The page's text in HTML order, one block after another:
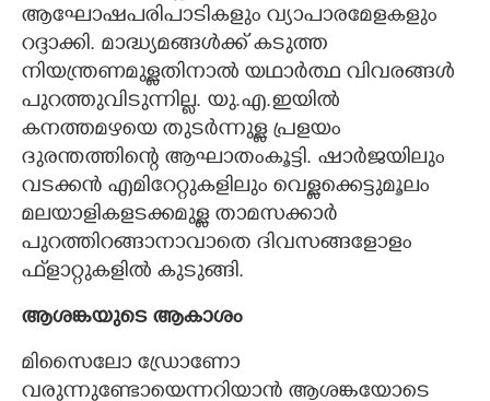
ആഘോഷപരിപാടികളും വ്യാപാരമേളകളും
റദ്ദാക്കി. മാദ്ധ്യമങ്ങൾക്ക് കടുത്ത
നിയന്ത്രണമുള്ളതിനാൽ യഥാർത്ഥ വിവരങ്ങൾ
പുറത്തുവിടുന്നില്ല. യു.എ.ഇയിൽ
കനത്തമഴയെ തുടർന്നുള്ള പ്രളയം
ദുരന്തത്തിന്റെ ആഘാതംകൂട്ടി. ഷാർജയിലും
വടക്കൻ എമിറേറ്റുകളിലും വെള്ളക്കെട്ടുമൂലം
മലയാളികളടക്കമുള്ള താമസക്കാർ
പുറത്തിറങ്ങാനാവാതെ ദിവസങ്ങളോളം
ഫ്‌ളാറ്റുകളിൽ കുടുങ്ങി.
ആശങ്കയുടെ ആകാശം
മിസൈലോ ഡ്രോണോ
വരുന്നുണ്ടോയെന്നറിയാൻ ആശങ്കയോടെ